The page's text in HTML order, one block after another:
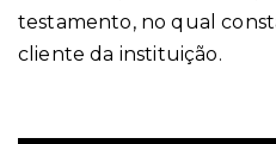
testamento, no qual
cliente da instituição.